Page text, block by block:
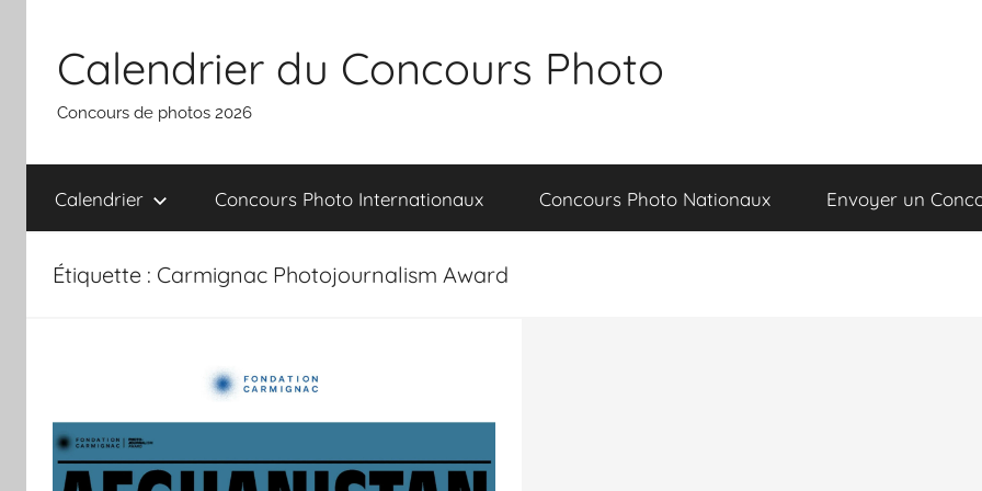
contenu
Calendrier du Concours Photo
Concours de photos 2026
Calendrier Concours Photo Internationaux Concours Photo Nationaux Envoyer un
Étiquette : Carmignac Photojournalism Award